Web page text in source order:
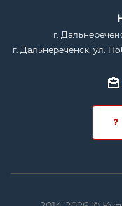
г.
г. Дальнереченск, ул.